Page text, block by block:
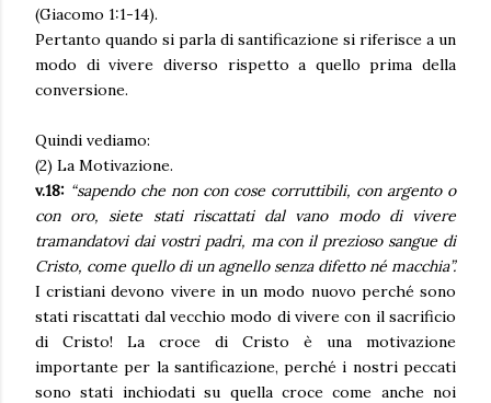
(Giacomo 1:1-14).
Pertanto quando si parla di santificazione si riferisce a un
modo di vivere diverso rispetto a quello prima della
conversione.
Quindi vediamo:
(2) La Motivazione.
v.18: “sapendo che non con cose corruttibili, con argento o
con oro, siete stati riscattati dal vano modo di vivere
tramandatovi dai vostri padri, ma con il prezioso sangue di
Cristo, come quello di un agnello senza difetto né macchia”.
I cristiani devono vivere in un modo nuovo perché sono
stati riscattati dal vecchio modo di vivere con il sacrificio
di Cristo! La croce di Cristo è una motivazione
importante per la santificazione, perché i nostri peccati
sono stati inchiodati su quella croce come anche noi